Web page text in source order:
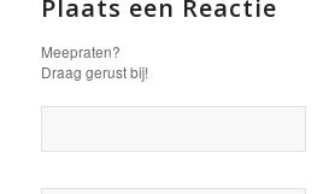
Plaats een Reactie
Meepraten?
Draag gerust bij!